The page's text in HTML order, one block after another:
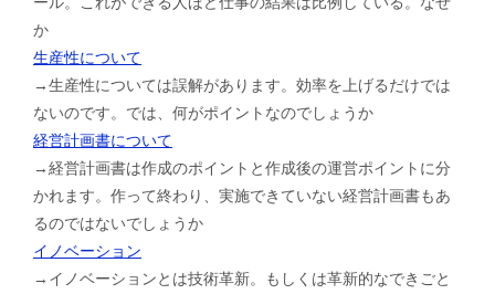
か
生産性について
→生産性については誤解があります。効率を上げるだけでは
ないのです。では、何がポイントなのでしょうか
経営計画書について
→経営計画書は作成のポイントと作成後の運営ポイントに分
かれます。作って終わり、実施できていない経営計画書もあ
るのではないでしょうか
イノベーション
→イノベーションとは技術革新。もしくは革新的なできごと